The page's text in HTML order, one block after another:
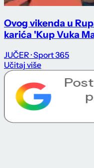
Ovog vikenda u
karića 'Kup Vuka
JUČER · Sport 365
Učitaj više